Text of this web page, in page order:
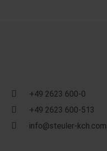
+49 2623 600-0
+49 2623 600-513
info@steuler-kch.com